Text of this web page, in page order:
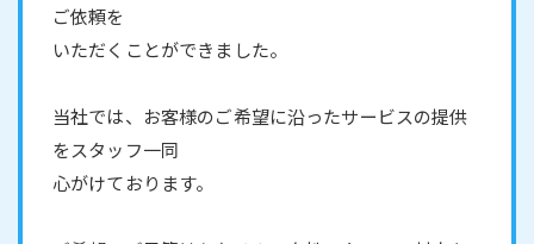
ご依頼を
いただくことができました。
当社では、お客様のご希望に沿ったサービスの提供
をスタッフ一同
心がけております。